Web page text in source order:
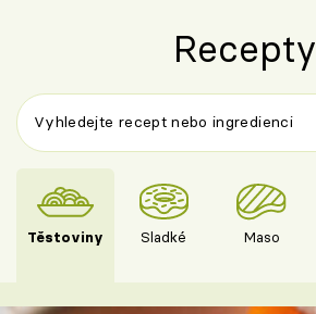
Recepty
Těstoviny Sladké Maso